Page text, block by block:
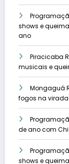
shows e
ano
Piracicaba
musicais e
Mongaguá
fogos na
de ano com
shows e